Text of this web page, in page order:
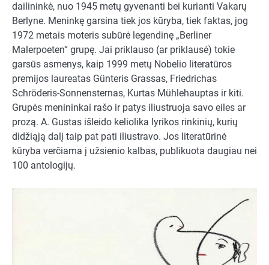
dailininkė, nuo 1945 metų gyvenanti bei kurianti Vakarų
Berlyne. Meninkę garsina tiek jos kūryba, tiek faktas, jog
1972 metais moteris subūrė legendinę „Berliner
Malerpoeten“ grupę. Jai priklauso (ar priklausė) tokie
garsūs asmenys, kaip 1999 metų Nobelio literatūros
premijos laureatas Günteris Grassas, Friedrichas
Schröderis-Sonnensternas, Kurtas Mühlehauptas ir kiti.
Grupės menininkai rašo ir patys iliustruoja savo eiles ar
prozą. A. Gustas išleido keliolika lyrikos rinkinių, kurių
didžiąją dalį taip pat pati iliustravo. Jos literatūrinė
kūryba verčiama į užsienio kalbas, publikuota daugiau nei
100 antologijų.